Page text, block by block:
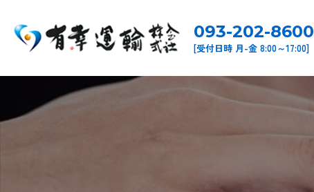
093-202-8600
[受付日時 月-金 8:00～17:00]